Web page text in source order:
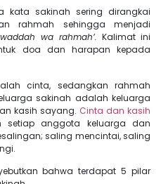
kata sakinah sering dirangkai
rahmah sehingga menjadi
wa rahmah’. Kalimat ini
doa dan harapan kepada
cinta, sedangkan rahmah
sakinah adalah keluarga
kasih sayang. Cinta dan kasih
setiap anggota keluarga dan
saling mencintai, saling
bahwa terdapat 5 pilar